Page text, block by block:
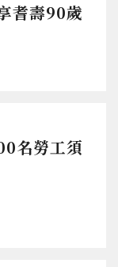
耆壽90歲
名勞工須